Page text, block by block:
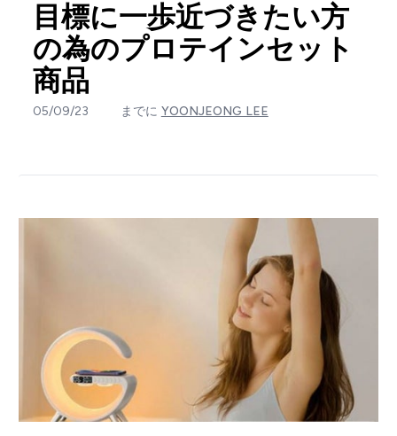
目標に一歩近づきたい方
の為のプロテインセット
商品
05/09/23 までに YOONJEONG LEE